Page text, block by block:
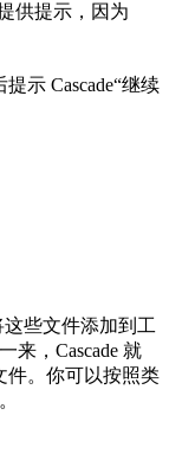
供提示，因为
示 Cascade“继续
这些文件添加到工
来，Cascade 就
件。你可以按照类